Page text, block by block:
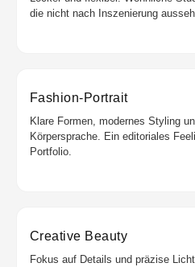
die nicht nach Inszenierung
Fashion-Portrait
Klare Formen, modernes Styling
Körpersprache. Ein editoriales
Portfolio.
Creative Beauty
Fokus auf Details und präzise